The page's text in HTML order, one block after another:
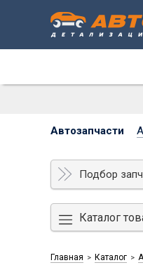
Автозапчасти
Подбор
Каталог
Главная > Каталог >